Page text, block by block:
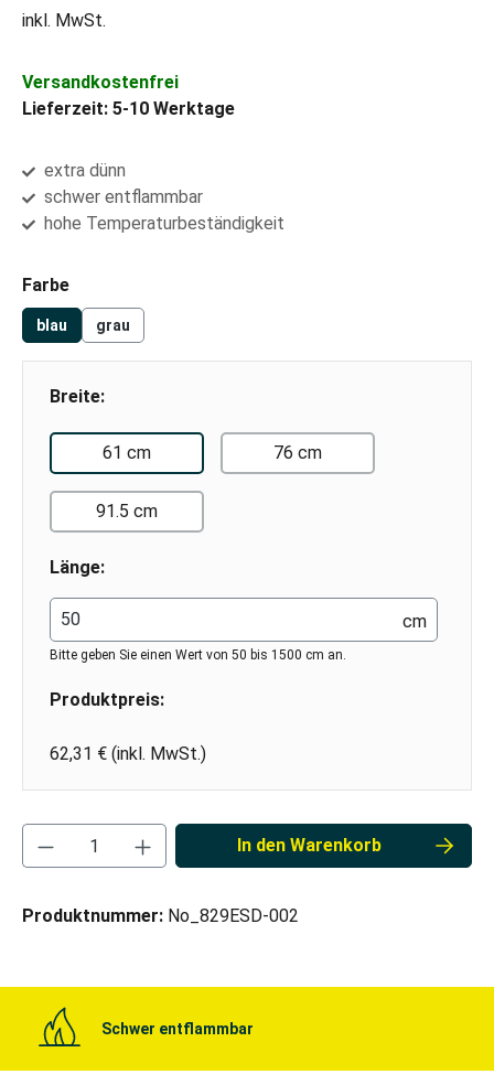
inkl. MwSt.
Versandkostenfrei
Lieferzeit: 5-10 Werktage
extra dünn
schwer entflammbar
hohe Temperaturbeständigkeit
Farbeauswählen
blau grau
Breite:
61 cm 76 cm
91.5 cm
Länge:
cm
Bitte geben Sie einen Wert von 50 bis 1500 cm an.
Produktpreis:
62,31 € (inkl. MwSt.)
Produkt Anzahl: Gib den gewünschten
In den Warenkorb
Produktnummer: No_829ESD-002
Schwer entflammbar